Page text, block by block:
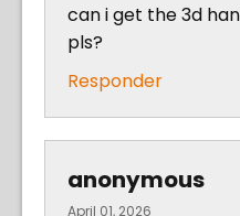
can i get the 3d
pls?
Responder
anonymous
April 01, 2026